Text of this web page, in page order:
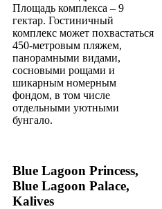
Площадь комплекса – 9
гектар. Гостиничный
комплекс может похвастаться
450-метровым пляжем,
панорамными видами,
сосновыми рощами и
шикарным номерным
фондом, в том числе
отдельными уютными
бунгало.
Blue Lagoon Princess,
Blue Lagoon Palace,
Kalives